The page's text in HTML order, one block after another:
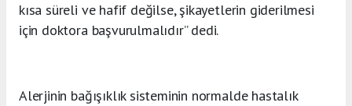
kısa süreli ve hafif değilse, şikayetlerin giderilmesi
için doktora başvurulmalıdır” dedi.
Alerjinin bağışıklık sisteminin normalde hastalık